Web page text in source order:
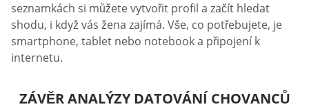
seznamkách si můžete vytvořit profil a začít hledat
shodu, i když vás žena zajímá. Vše, co potřebujete, je
smartphone, tablet nebo notebook a připojení k
internetu.
ZÁVĚR ANALÝZY DATOVÁNÍ CHOVANCŮ